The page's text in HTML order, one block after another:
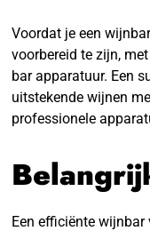
Voordat je een
voorbereid te zijn,
bar apparatuur. Een
uitstekende wijnen
professionele
Een efficiënte